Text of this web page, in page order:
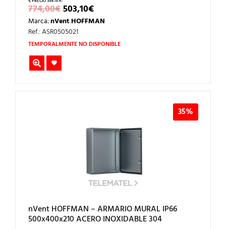
774,00€EL
PRECIO
ORIGINAL
ERA:
774,00€.
503,10€EL
PRECIO
ACTUAL
503,10€.
Marca:nVent HOFFMAN
Ref.: ASR0505021
TEMPORALMENTE NO DISPONIBLE
35%
nVent HOFFMAN – ARMARIO MURAL IP66
500x400x210 ACERO INOXIDABLE 304